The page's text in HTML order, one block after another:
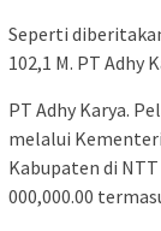
Seperti
102,1 M. PT Adhy
PT Adhy Karya.
melalui
Kabupaten di NTT
000,000.00